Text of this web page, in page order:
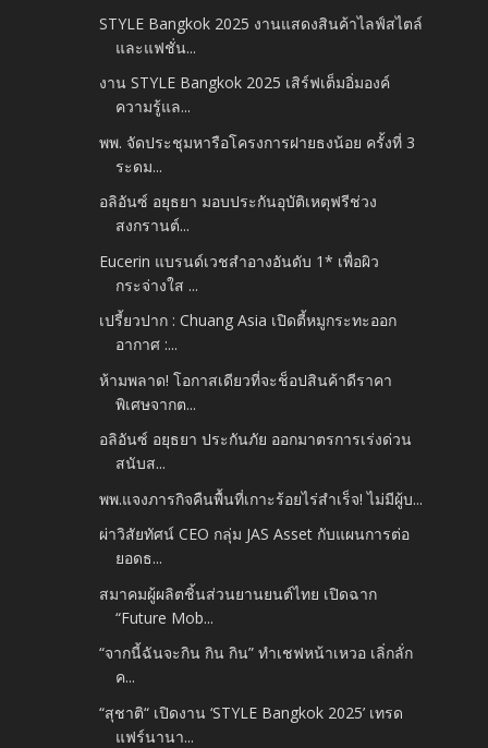
STYLE Bangkok 2025 งานแสดงสินค้าไลฟ์สไตล์
และแฟชั่น...
งาน STYLE Bangkok 2025 เสิร์ฟเต็มอิ่มองค์
ความรู้แล...
พพ. จัดประชุมหารือโครงการฝายธงน้อย ครั้งที่ 3
ระดม...
อลิอันซ์ อยุธยา มอบประกันอุบัติเหตุฟรีช่วง
สงกรานต์...
Eucerin แบรนด์เวชสำอางอันดับ 1* เพื่อผิว
กระจ่างใส ...
เปรี้ยวปาก : Chuang Asia เปิดตี้หมูกระทะออก
อากาศ :...
ห้ามพลาด! โอกาสเดียวที่จะช็อปสินค้าดีราคา
พิเศษจากต...
อลิอันซ์ อยุธยา ประกันภัย ออกมาตรการเร่งด่วน
สนับส...
พพ.แจงภารกิจคืนพื้นที่เกาะร้อยไร่สำเร็จ! ไม่มีผู้บ...
ผ่าวิสัยทัศน์ CEO กลุ่ม JAS Asset กับแผนการต่อ
ยอดธ...
สมาคมผู้ผลิตชิ้นส่วนยานยนต์ไทย เปิดฉาก
“Future Mob...
“จากนี้ฉันจะกิน กิน กิน” ทำเชฟหน้าเหวอ เลิ่กลั่ก
ค...
“สุชาติ“ เปิดงาน ‘STYLE Bangkok 2025’ เทรด
แฟร์นานา...